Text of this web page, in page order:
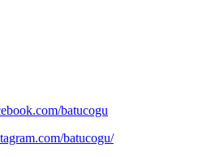
batucogu
batucogu/